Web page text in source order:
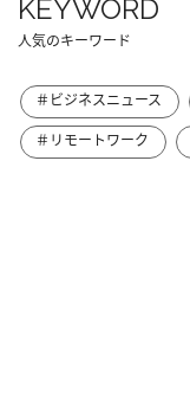
KEYWORD
人気のキーワード
＃ビジネスニュース
＃リモートワーク